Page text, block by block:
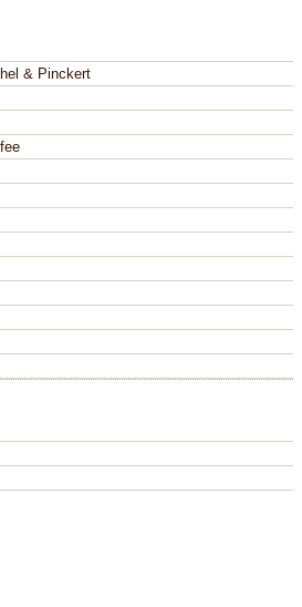
& Pinckert